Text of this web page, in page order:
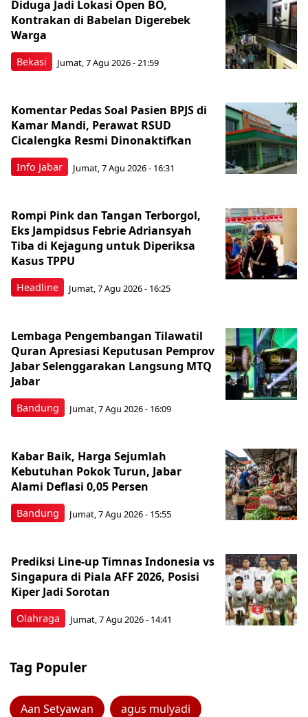
Bekasi
Diduga Jadi Lokasi Open BO,
Kontrakan di Babelan Digerebek
Warga
Jumat, 7 Agu 2026 - 21:59
Info Jabar
Komentar Pedas Soal Pasien BPJS di
Kamar Mandi, Perawat RSUD
Cicalengka Resmi Dinonaktifkan
Jumat, 7 Agu 2026 - 16:31
Headline
Rompi Pink dan Tangan Terborgol,
Eks Jampidsus Febrie Adriansyah
Tiba di Kejagung untuk Diperiksa
Kasus TPPU
Jumat, 7 Agu 2026 - 16:25
Bandung
Lembaga Pengembangan Tilawatil
Quran Apresiasi Keputusan Pemprov
Jabar Selenggarakan Langsung MTQ
Jabar
Jumat, 7 Agu 2026 - 16:09
Bandung
Kabar Baik, Harga Sejumlah
Kebutuhan Pokok Turun, Jabar
Alami Deflasi 0,05 Persen
Jumat, 7 Agu 2026 - 15:55
Olahraga
Prediksi Line-up Timnas Indonesia vs
Singapura di Piala AFF 2026, Posisi
Kiper Jadi Sorotan
Jumat, 7 Agu 2026 - 14:41
Tag Populer
Aan Setyawan agus mulyadi